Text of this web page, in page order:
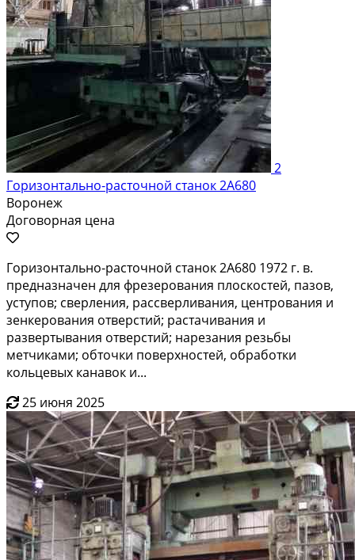
2
Горизонтально-расточной станок 2А680
Воронеж
Договорная цена
Горизонтально-расточной станок 2А680 1972 г. в.
предназначен для фрезерования плоскостей, пазов,
уступов; сверления, рассверливания, центрования и
зенкерования отверстий; растачивания и
развертывания отверстий; нарезания резьбы
метчиками; обточки поверхностей, обработки
кольцевых канавок и...
25 июня 2025